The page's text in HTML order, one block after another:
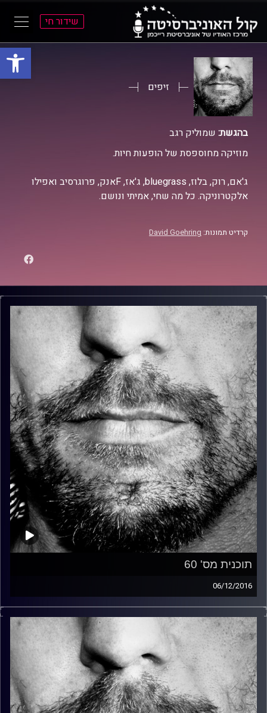
פתח
התפריט
הראשי
התוכן
הראשי
שידור חי
זיפים
בהגשת: שמוליק רגב
מוזיקה מחוספסת של הופעות חיות.
ג'אם, רוק, בלוז, bluegrass, ג'אז, Fאנק, פרוגרסיב ואפילו
אלקטרוניקה. כל מה שחי, אמיתי ונושם.
קרדיט תמונות: David Goehring
תוכנית מס' 60
06/12/2016
זיפים, מוזיקה מחוספסת של הופעות חיות. הרבה ג'אם, רוק,
בלוז, bluegrass, ג'אז, Fאנק, פרוגרסיב ואפילו אלקטרוניקה.
כל מה שחי, אמיתי ונושם.
עם שמוליק רגב.
קרדיט תמונות: David Goehring